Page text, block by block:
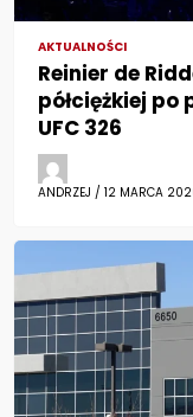
AKTUALNOŚCI
Reinier de
półciężkiej po
UFC 326
ANDRZEJ / 12 MARCA